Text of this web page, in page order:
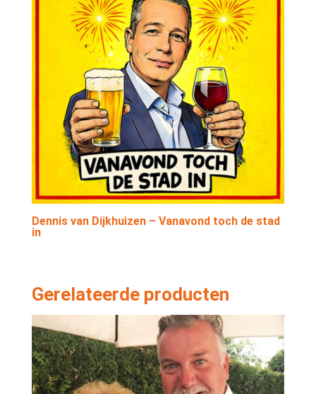
Dennis van Dijkhuizen – Vanavond toch de stad
in
Gerelateerde producten